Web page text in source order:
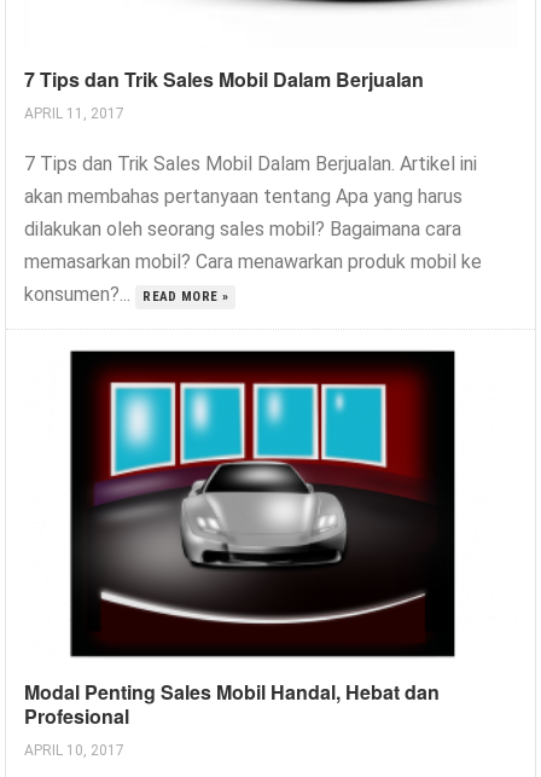
7 Tips dan Trik Sales Mobil Dalam Berjualan
APRIL 11, 2017
7 Tips dan Trik Sales Mobil Dalam Berjualan. Artikel ini
akan membahas pertanyaan tentang Apa yang harus
dilakukan oleh seorang sales mobil? Bagaimana cara
memasarkan mobil? Cara menawarkan produk mobil ke
konsumen?...
READ MORE »
Modal Penting Sales Mobil Handal, Hebat dan
Profesional
APRIL 10, 2017